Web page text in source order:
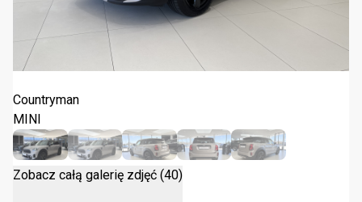
MINI Countryman Cooper Classic 2023
Countryman
MINI
Zobacz całą galerię zdjęć (40)